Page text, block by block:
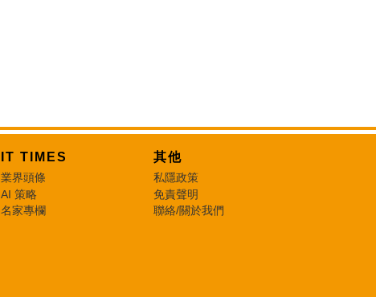
IT TIMES
業界頭條
AI 策略
名家專欄
其他
私隱政策
免責聲明
聯絡/關於我們